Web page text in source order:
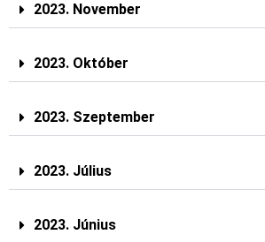
2023. November
2023. Október
2023. Szeptember
2023. Július
2023. Június